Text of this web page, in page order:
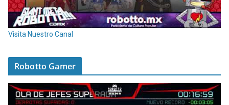
Visita Nuestro Canal
Robotto Gamer